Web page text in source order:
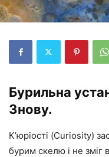
Бурильна
Знову.
К’юріості (Curiosity)
бурим скелю і не зміг